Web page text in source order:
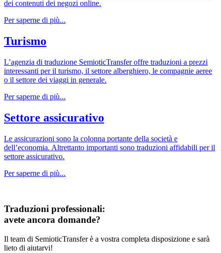
dei contenuti dei negozi online.
Per saperne di più...
Turismo
L’agenzia di traduzione SemioticTransfer offre traduzioni a prezzi
interessanti per il turismo, il settore alberghiero, le compagnie aeree
o il settore dei viaggi in generale.
Per saperne di più...
Settore assicurativo
Le assicurazioni sono la colonna portante della società e
dell’economia. Altrettanto importanti sono traduzioni affidabili per il
settore assicurativo.
Per saperne di più...
Traduzioni professionali:
avete ancora domande?
Il team di SemioticTransfer è a vostra completa disposizione e sarà
lieto di aiutarvi!